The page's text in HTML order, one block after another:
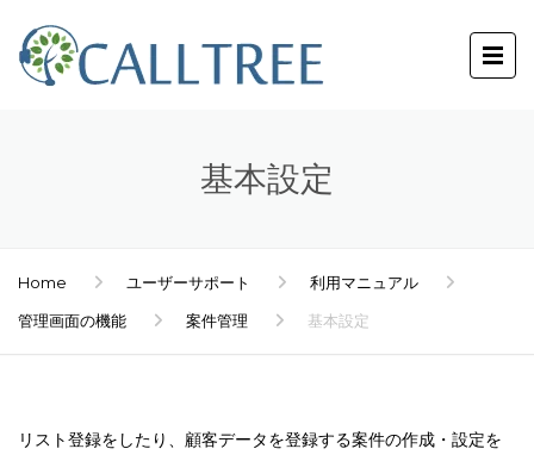
基本設定
Home ユーザーサポート
利用マニュアル
管理画面の機能
案件管理 基本設定
リスト登録をしたり、顧客データを登録する案件の作成・設定を